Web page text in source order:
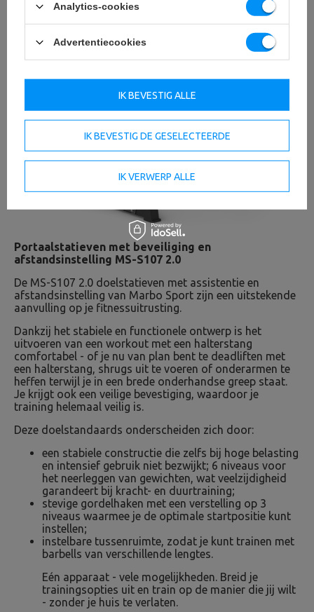
Portaalstatieven met beveiliging en
afstandsinstelling MS-S107 2.0
De MS-S107 2.0 doelstatieven met assistentie en
afstandsinstelling van Marbo Sport zijn een uitstekende
aanvulling op je fitnessuitrusting.
Dankzij het stabiele en functionele ontwerp is het
uitvoeren van een workout met een halterstang
comfortabel - of je nu van plan bent te deadliften met
een halterstang, shrugs uit te voeren of onderarmen te
heffen terwijl je in een brede onderhandse greep staat.
Je krijgt ook een veilige bevestiging, waardoor je
training helemaal veilig is.
Deze doelstandaards onderscheiden zich door:
een stabiele constructie die zelfs bij hoge belasting
en intensief gebruik niet bezwijkt; 6 niveaus voor
het neerleggen van gewichten, wat veelzijdigheid
garandeert bij kracht- en duurtraining;
stevige gordelhaken met een verstelling op 3
niveaus waarmee je de optimale startpositie kunt
instellen;
instelbare tussenruimte, zodat je kunt trainen met
barbells van verschillende lengtes.
Eén apparaat - vele mogelijkheden. Breid je
trainingsopties uit en train op de manier die jij wilt
- zonder je huis te verlaten.
Analytics-cookies
Advertentiecookies
IK BEVESTIG DE GESELECTEERDE
IK VERWERP ALLE
IK BEVESTIG ALLE